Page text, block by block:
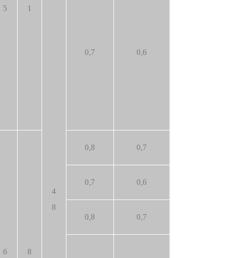
5
1
4
8
0,7 0,6
6
8
0,8 0,7
0,7 0,6
0,8 0,7